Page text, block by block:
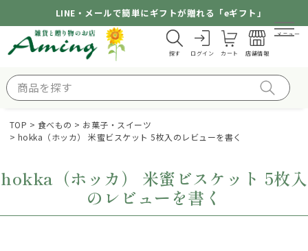
LINE・メールで簡単にギフトが贈れる「eギフト」
探す ログイン カート 店舗情報
メニュー
TOP 食べもの
お菓子・スイーツ
hokka（ホッカ） 米蜜ビスケット 5枚入のレビューを書く
hokka（ホッカ） 米蜜ビスケット 5枚入
のレビューを書く